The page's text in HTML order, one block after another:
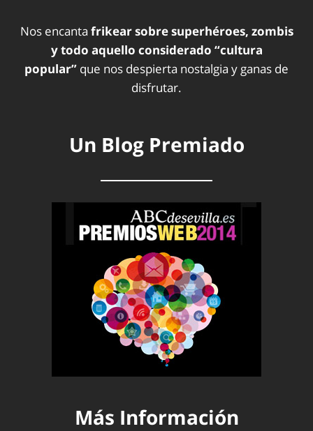
Nos encanta frikear sobre superhéroes, zombis
y todo aquello considerado “cultura
popular” que nos despierta nostalgia y ganas de
disfrutar.
Un Blog Premiado
Más Información